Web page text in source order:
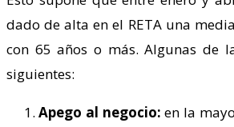
dado de alta en el RETA una
con 65 años o más. Algunas de
siguientes:
Apego al negocio: en la